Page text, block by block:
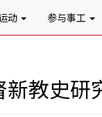
动 参与事工
教史研